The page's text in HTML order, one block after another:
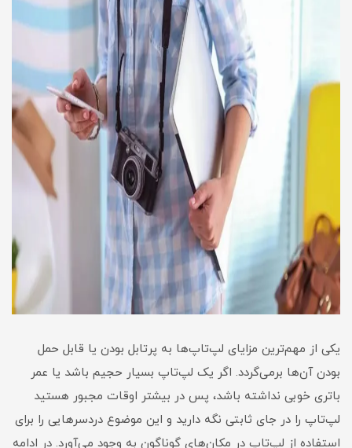
یکی از مهم‌ترین مزایای لپ‌تاپ‌ها به پرتابل بودن یا قابل حمل
بودن آن‌ها برمی‌گردد. اگر یک لپ‌تاپ بسیار حجیم باشد یا عمر
باتری خوبی نداشته باشد، پس در بیشتر اوقات مجبور هستید
لپ‌تاپ را در جای ثابتی نگه دارید و این موضوع دردسرهایی را برای
استفاده از لپ‌تاپ در مکان‌های گوناگون به وجود می‌آورد. در ادامه